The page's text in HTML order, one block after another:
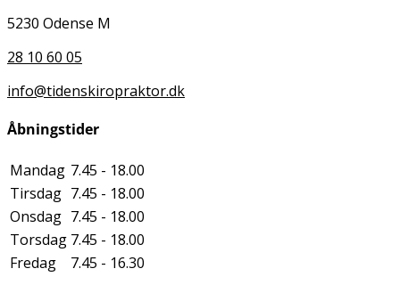
5230 Odense M
28 10 60 05
info@tidenskiropraktor.dk
Åbningstider
Mandag 7.45 - 18.00
Tirsdag 7.45 - 18.00
Onsdag 7.45 - 18.00
Torsdag 7.45 - 18.00
Fredag
7.45 - 16.30